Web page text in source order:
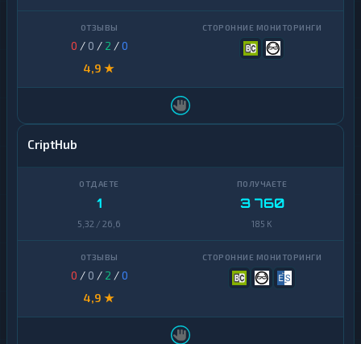
0 / 0 / 2 /0
4,9 ★
CriptHub
1
5,32 / 26,6
3 760
185 K
0 / 0 / 2 /0
4,9 ★